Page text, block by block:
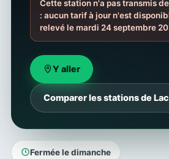
Cette station n'a pas transmis
: aucun tarif à jour n'est
relevé le mardi 24 septembre
Y aller
Comparer les stations de
Fermée le dimanche